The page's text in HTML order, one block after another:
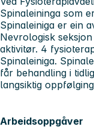
Spinaleininga som
Spinaleiniga er ein
Nevrologisk
aktivitør. 4
Spinaleiniga.
får behandling i
langsiktig
Arbeidsoppgåver